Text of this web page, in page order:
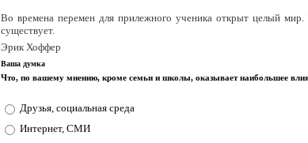
Во времена перемен для прилежного ученика открыт целый
существует.
Эрик Хоффер
Ваша думка
Что, по вашему мнению, кроме семьи и школы, оказывает наибольшее
Друзья, социальная среда
Интернет, СМИ